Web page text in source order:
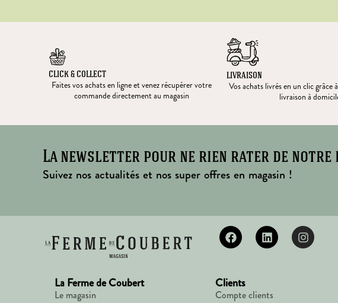
CLICK & COLLECT
Faites vos achats en ligne et venez récupérer votre
commande directement au magasin
LIVRAISON
Vos achats livrés en un clic grâce
livraison à
La newsletter pour ne rien rater de notre
Suivez nos actualités et nos super offres en magasin !
La Ferme de Coubert
Le magasin
Clients
Compte clients